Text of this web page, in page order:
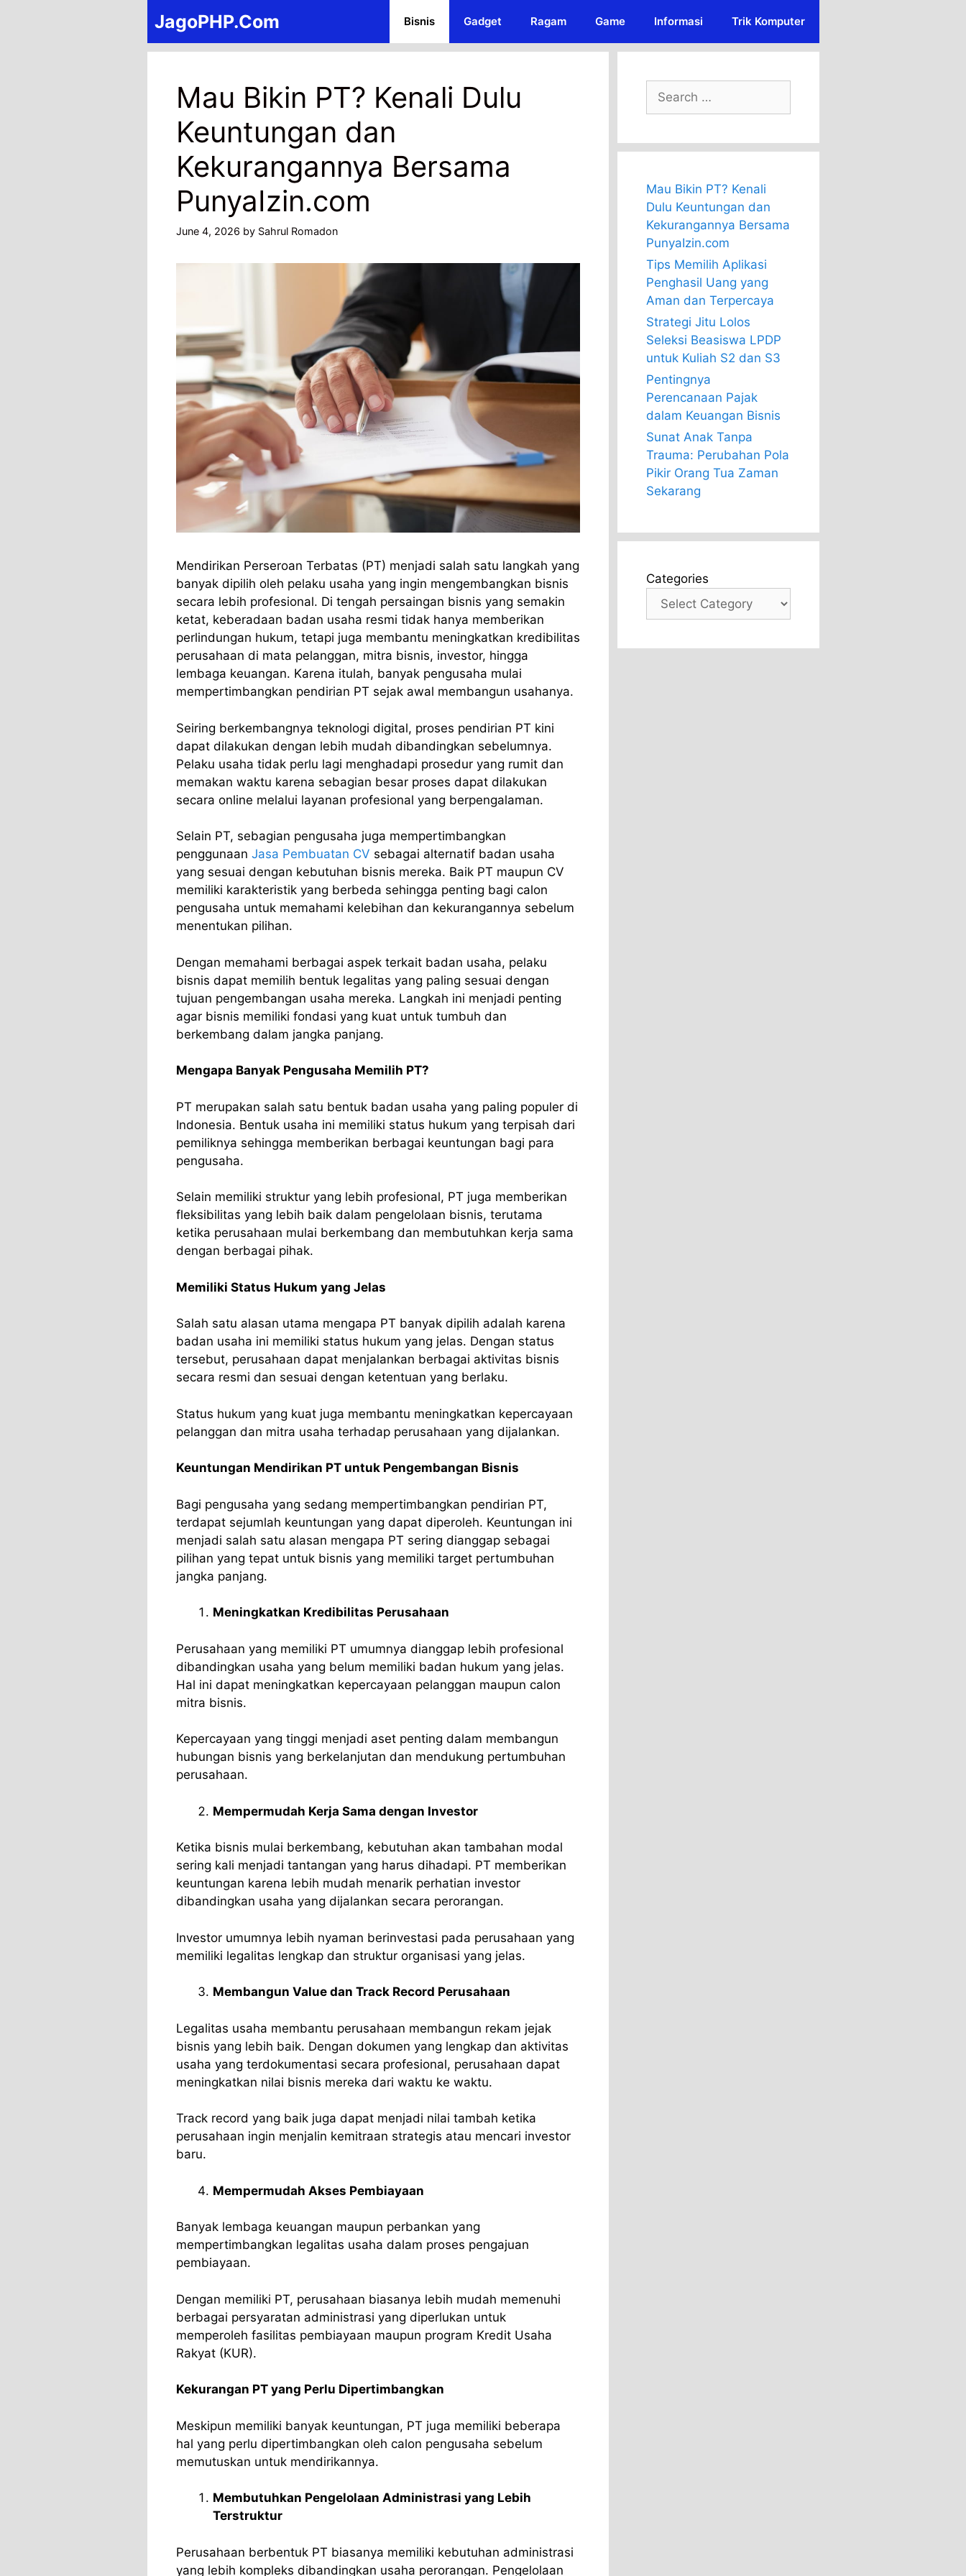
JagoPHP.Com Bisnis Gadget Ragam Game Informasi Trik Komputer
Mau Bikin PT? Kenali Dulu
Keuntungan dan
Kekurangannya Bersama
PunyaIzin.com
June 4, 2026 by Sahrul Romadon
Mendirikan Perseroan Terbatas (PT) menjadi salah satu langkah yang
banyak dipilih oleh pelaku usaha yang ingin mengembangkan bisnis
secara lebih profesional. Di tengah persaingan bisnis yang semakin
ketat, keberadaan badan usaha resmi tidak hanya memberikan
perlindungan hukum, tetapi juga membantu meningkatkan kredibilitas
perusahaan di mata pelanggan, mitra bisnis, investor, hingga
lembaga keuangan. Karena itulah, banyak pengusaha mulai
mempertimbangkan pendirian PT sejak awal membangun usahanya.
Seiring berkembangnya teknologi digital, proses pendirian PT kini
dapat dilakukan dengan lebih mudah dibandingkan sebelumnya.
Pelaku usaha tidak perlu lagi menghadapi prosedur yang rumit dan
memakan waktu karena sebagian besar proses dapat dilakukan
secara online melalui layanan profesional yang berpengalaman.
Selain PT, sebagian pengusaha juga mempertimbangkan
penggunaan Jasa Pembuatan CV sebagai alternatif badan usaha
yang sesuai dengan kebutuhan bisnis mereka. Baik PT maupun CV
memiliki karakteristik yang berbeda sehingga penting bagi calon
pengusaha untuk memahami kelebihan dan kekurangannya sebelum
menentukan pilihan.
Dengan memahami berbagai aspek terkait badan usaha, pelaku
bisnis dapat memilih bentuk legalitas yang paling sesuai dengan
tujuan pengembangan usaha mereka. Langkah ini menjadi penting
agar bisnis memiliki fondasi yang kuat untuk tumbuh dan
berkembang dalam jangka panjang.
Mengapa Banyak Pengusaha Memilih PT?
PT merupakan salah satu bentuk badan usaha yang paling populer di
Indonesia. Bentuk usaha ini memiliki status hukum yang terpisah dari
pemiliknya sehingga memberikan berbagai keuntungan bagi para
pengusaha.
Selain memiliki struktur yang lebih profesional, PT juga memberikan
fleksibilitas yang lebih baik dalam pengelolaan bisnis, terutama
ketika perusahaan mulai berkembang dan membutuhkan kerja sama
dengan berbagai pihak.
Memiliki Status Hukum yang Jelas
Salah satu alasan utama mengapa PT banyak dipilih adalah karena
badan usaha ini memiliki status hukum yang jelas. Dengan status
tersebut, perusahaan dapat menjalankan berbagai aktivitas bisnis
secara resmi dan sesuai dengan ketentuan yang berlaku.
Status hukum yang kuat juga membantu meningkatkan kepercayaan
pelanggan dan mitra usaha terhadap perusahaan yang dijalankan.
Keuntungan Mendirikan PT untuk Pengembangan Bisnis
Bagi pengusaha yang sedang mempertimbangkan pendirian PT,
terdapat sejumlah keuntungan yang dapat diperoleh. Keuntungan ini
menjadi salah satu alasan mengapa PT sering dianggap sebagai
pilihan yang tepat untuk bisnis yang memiliki target pertumbuhan
jangka panjang.
Meningkatkan Kredibilitas Perusahaan
Perusahaan yang memiliki PT umumnya dianggap lebih profesional
dibandingkan usaha yang belum memiliki badan hukum yang jelas.
Hal ini dapat meningkatkan kepercayaan pelanggan maupun calon
mitra bisnis.
Kepercayaan yang tinggi menjadi aset penting dalam membangun
hubungan bisnis yang berkelanjutan dan mendukung pertumbuhan
perusahaan.
Mempermudah Kerja Sama dengan Investor
Ketika bisnis mulai berkembang, kebutuhan akan tambahan modal
sering kali menjadi tantangan yang harus dihadapi. PT memberikan
keuntungan karena lebih mudah menarik perhatian investor
dibandingkan usaha yang dijalankan secara perorangan.
Investor umumnya lebih nyaman berinvestasi pada perusahaan yang
memiliki legalitas lengkap dan struktur organisasi yang jelas.
Membangun Value dan Track Record Perusahaan
Legalitas usaha membantu perusahaan membangun rekam jejak
bisnis yang lebih baik. Dengan dokumen yang lengkap dan aktivitas
usaha yang terdokumentasi secara profesional, perusahaan dapat
meningkatkan nilai bisnis mereka dari waktu ke waktu.
Track record yang baik juga dapat menjadi nilai tambah ketika
perusahaan ingin menjalin kemitraan strategis atau mencari investor
baru.
Mempermudah Akses Pembiayaan
Banyak lembaga keuangan maupun perbankan yang
mempertimbangkan legalitas usaha dalam proses pengajuan
pembiayaan.
Dengan memiliki PT, perusahaan biasanya lebih mudah memenuhi
berbagai persyaratan administrasi yang diperlukan untuk
memperoleh fasilitas pembiayaan maupun program Kredit Usaha
Rakyat (KUR).
Kekurangan PT yang Perlu Dipertimbangkan
Meskipun memiliki banyak keuntungan, PT juga memiliki beberapa
hal yang perlu dipertimbangkan oleh calon pengusaha sebelum
memutuskan untuk mendirikannya.
Membutuhkan Pengelolaan Administrasi yang Lebih
Terstruktur
Perusahaan berbentuk PT biasanya memiliki kebutuhan administrasi
yang lebih kompleks dibandingkan usaha perorangan. Pengelolaan
Search
for:
Mau Bikin PT? Kenali
Dulu Keuntungan dan
Kekurangannya Bersama
PunyaIzin.com
Tips Memilih Aplikasi
Penghasil Uang yang
Aman dan Terpercaya
Strategi Jitu Lolos
Seleksi Beasiswa LPDP
untuk Kuliah S2 dan S3
Pentingnya
Perencanaan Pajak
dalam Keuangan Bisnis
Sunat Anak Tanpa
Trauma: Perubahan Pola
Pikir Orang Tua Zaman
Sekarang
Categories